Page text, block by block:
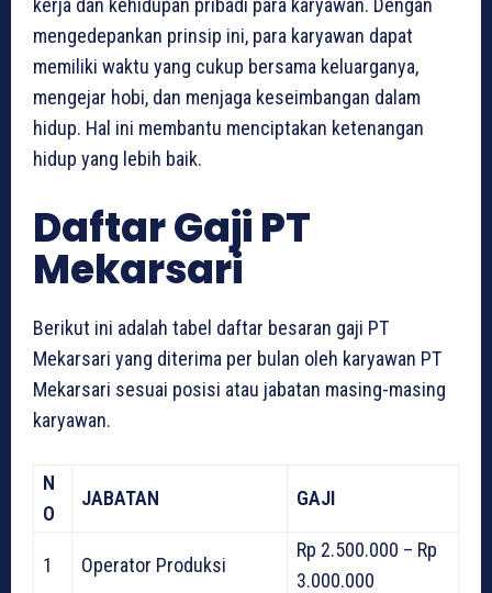
kerja dan kehidupan pribadi para karyawan. Dengan
mengedepankan prinsip ini, para karyawan dapat
memiliki waktu yang cukup bersama keluarganya,
mengejar hobi, dan menjaga keseimbangan dalam
hidup. Hal ini membantu menciptakan ketenangan
hidup yang lebih baik.
Daftar Gaji PT
Mekarsari
Berikut ini adalah tabel daftar besaran gaji PT
Mekarsari yang diterima per bulan oleh karyawan PT
Mekarsari sesuai posisi atau jabatan masing-masing
karyawan.
N
O
JABATAN GAJI
1 Operator Produksi
Rp 2.500.000 – Rp
3.000.000